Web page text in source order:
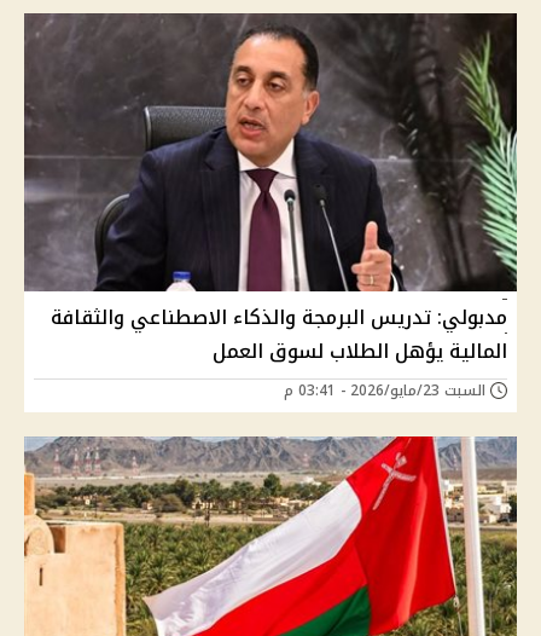
مدبولي: تدريس البرمجة والذكاء الاصطناعي والثقافة
المالية يؤهل الطلاب لسوق العمل
السبت 23/مايو/2026 - 03:41 م